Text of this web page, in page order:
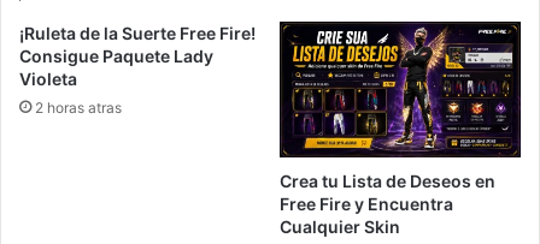
¡Ruleta de la Suerte Free Fire!
Consigue Paquete Lady
Violeta
2 horas atras
Crea tu Lista de Deseos en
Free Fire y Encuentra
Cualquier Skin